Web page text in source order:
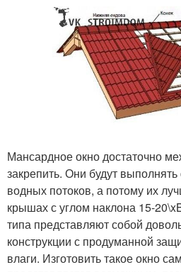
Мансардное окно достаточно
закрепить. Они будут
водных потоков, а потому их
крышах с углом наклона 15-
типа представляют собой
конструкции с продуманной
влаги. Изготовить такое окно